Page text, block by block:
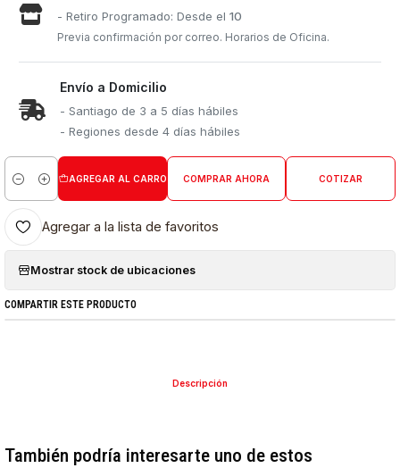
- Retiro Programado: Desde el10
Previa confirmación por correo. Horarios de Oficina.
Envío a Domicilio
- Santiago de 3 a 5 días hábiles
- Regiones desde 4 días hábiles
Cantidad
AGREGAR AL CARRO COMPRAR AHORA COTIZAR
Agregar a la lista de favoritos
Mostrar stock de ubicaciones
COMPARTIR ESTE PRODUCTO
Descripción
También podría interesarte uno de estos